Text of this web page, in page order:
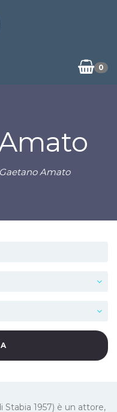
0
Amato
1957) è un attore,